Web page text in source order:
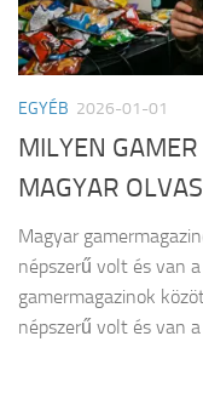
EGYÉB 2026-01-01
MILYEN
MAGYAR
Magyar
népszerű volt és van
gamermagazinok
népszerű volt és van